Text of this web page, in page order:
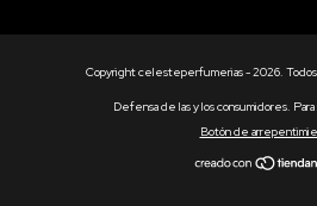
Copyright celesteperfumerias - 2026.
Defensa de las y los consumidores. Para
Botón de